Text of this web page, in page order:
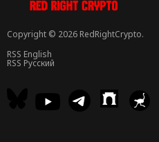
Copyright © 2026 RedRightCrypto.
RSS English
RSS Русский